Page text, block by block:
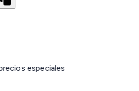
especiales